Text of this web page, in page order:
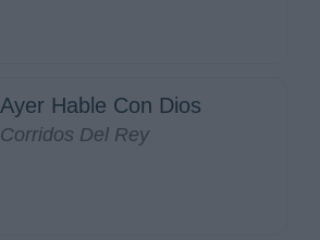
Ayer Hable Con Dios
Corridos Del Rey